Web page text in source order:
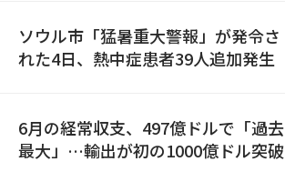
ソウル市「猛暑重大警報」が発令さ
れた4日、熱中症患者39人追加発生
6月の経常収支、497億ドルで「過去
最大」…輸出が初の1000億ドル突破